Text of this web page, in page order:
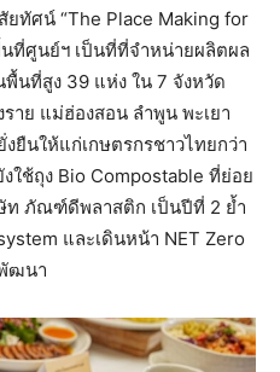
ยทัศน์ “The Place Making for
ที่ศูนย์ฯ เป็นที่ที่จำหน่ายผลิตผล
พื้นที่สูง 39 แห่ง ใน 7 จังหวัด
าย แม่ฮ่องสอน ลำพูน พะเยา
ยืนให้แก่เกษตรกรชาวไทยกว่า
ใช้ถุง Bio Compostable ที่ย่อย
ท ภัณฑ์ดีพลาสติก เป็นปีที่ 2 ย้ำ
และเดินหน้า NET Zero
ฒนา